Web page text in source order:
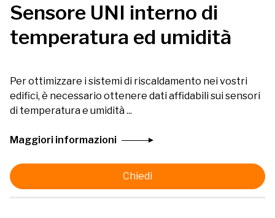
Sensore UNI interno di
temperatura ed umidità
Per ottimizzare i sistemi di riscaldamento nei vostri
edifici, è necessario ottenere dati affidabili sui sensori
di temperatura e umidità ...
Maggiori informazioni
Chiedi